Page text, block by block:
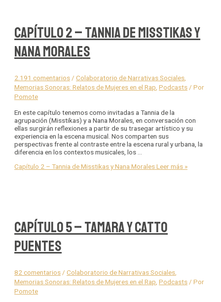
Capítulo 2 – Tannia de Misstikas y
Nana Morales
2.191 comentarios /Colaboratorio de Narrativas Sociales
Memorias Sonoras: Relatos de Mujeres en el Rap ,Podcasts / Por
Pomote
En este capítulo tenemos como invitadas a Tannia de la
agrupación (Misstikas) y a Nana Morales, en conversación con
ellas surgirán reflexiones a partir de su trasegar artístico y su
experiencia en la escena musical. Nos comparten sus
perspectivas frente al contraste entre la escena rural y urbana, la
diferencia en los contextos musicales, los …
Capítulo 2 – Tannia de Misstikas y Nana MoralesLeer más »
Capítulo 5 – Tamara y Catto
Puentes
82 comentarios /Colaboratorio de Narrativas Sociales
Memorias Sonoras: Relatos de Mujeres en el Rap ,Podcasts / Por
Pomote